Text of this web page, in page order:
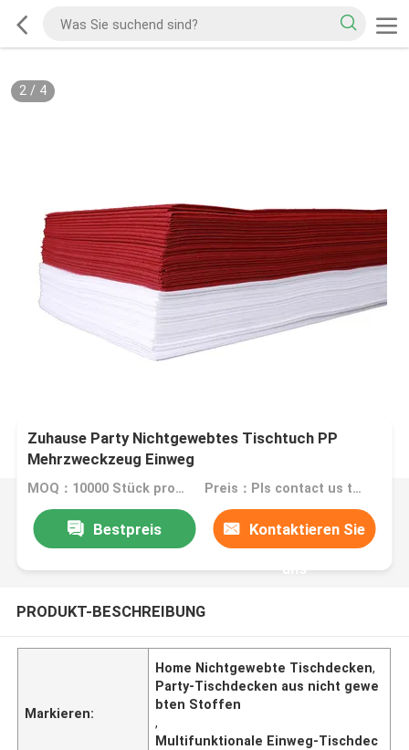
2/ 4
Zuhause Party Nichtgewebtes Tischtuch PP
Mehrzweckzeug Einweg
MOQ：10000 Stück pro Farbe Preis：Pls contact us to go into the details of specific price
Bestpreis Kontaktieren Sie
uns
PRODUKT-BESCHREIBUNG
Markieren:
Home Nichtgewebte Tischdecken,
Party-Tischdecken aus nicht gewe
bten Stoffen
,
Multifunktionale Einweg-Tischdec